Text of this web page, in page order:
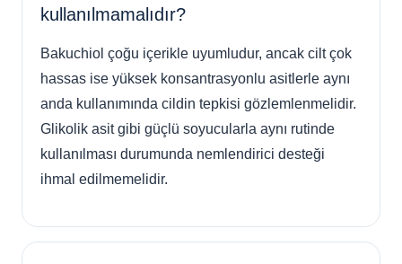
kullanılmamalıdır?
Bakuchiol çoğu içerikle uyumludur, ancak cilt çok
hassas ise yüksek konsantrasyonlu asitlerle aynı
anda kullanımında cildin tepkisi gözlemlenmelidir.
Glikolik asit gibi güçlü soyucularla aynı rutinde
kullanılması durumunda nemlendirici desteği
ihmal edilmemelidir.